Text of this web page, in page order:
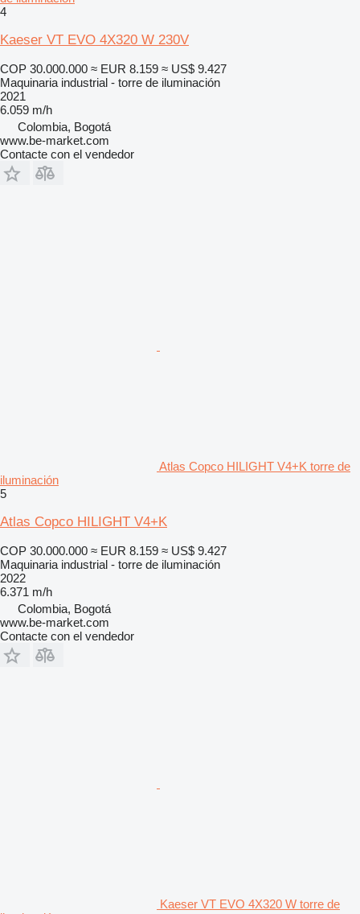
4
Kaeser VT EVO 4X320 W 230V
COP 30.000.000 ≈ EUR 8.159 ≈ US$ 9.427
Maquinaria industrial - torre de iluminación
2021
6.059 m/h
Colombia, Bogotá
www.be-market.com
Contacte con el vendedor
Atlas Copco HILIGHT V4+K torre de
iluminación
5
Atlas Copco HILIGHT V4+K
COP 30.000.000 ≈ EUR 8.159 ≈ US$ 9.427
Maquinaria industrial - torre de iluminación
2022
6.371 m/h
Colombia, Bogotá
www.be-market.com
Contacte con el vendedor
Kaeser VT EVO 4X320 W torre de